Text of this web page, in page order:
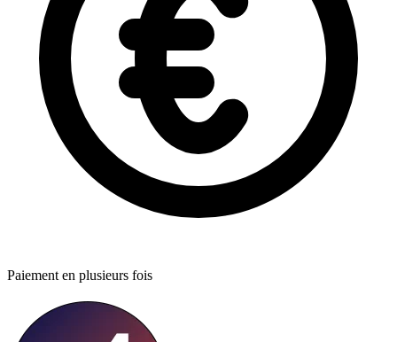
Paiement en plusieurs fois